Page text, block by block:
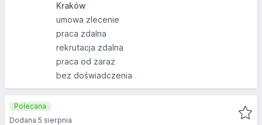
Kraków
umowa zlecenie
praca zdalna
rekrutacja zdalna
praca od zaraz
bez doświadczenia
Polecana
Dodana 5 sierpnia